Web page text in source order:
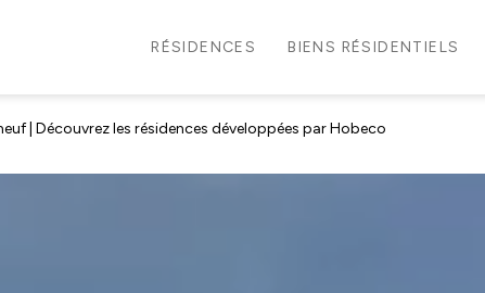
RÉSIDENCES BIENS RÉSIDENTIELS
| Découvrez les résidences développées par Hobeco